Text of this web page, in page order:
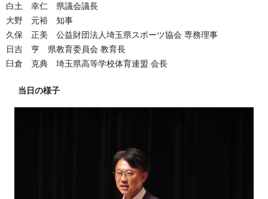
白土 幸仁 県議会議長
大野 元裕 知事
久保 正美 公益財団法人埼玉県スポーツ協会 専務理事
日吉 亨 県教育委員会 教育長
臼倉 克典 埼玉県高等学校体育連盟 会長
当日の様子